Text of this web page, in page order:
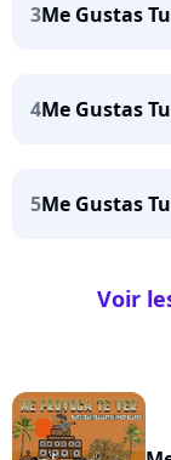
3Me Gustas
4Me Gustas
5Me Gustas
Voir